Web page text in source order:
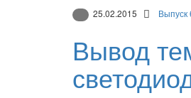
25.02.2015 Выпуск
Вывод